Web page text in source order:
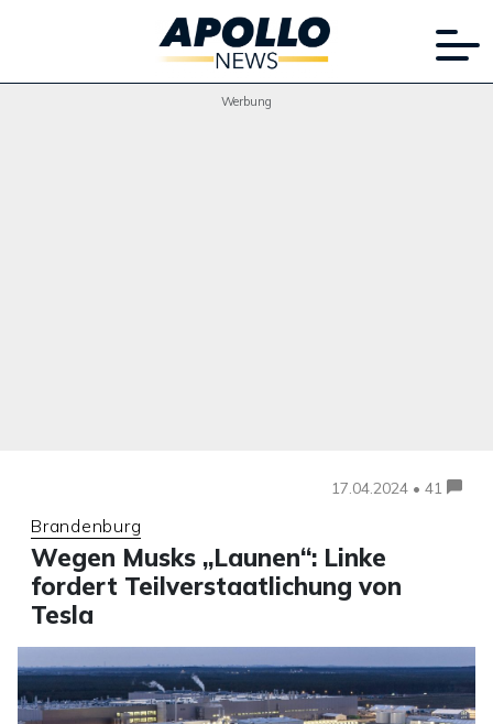
Werbung
17.04.2024 • 41
Brandenburg
Wegen Musks „Launen“: Linke
fordert Teilverstaatlichung von
Tesla